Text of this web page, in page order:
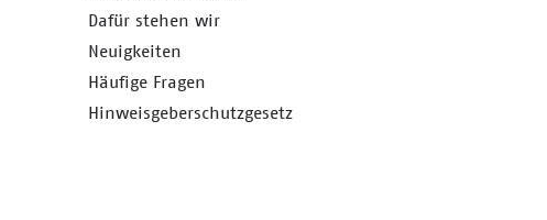
Dafür stehen wir
Neuigkeiten
Häufige Fragen
Hinweisgeberschutzgesetz